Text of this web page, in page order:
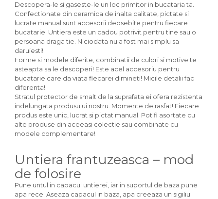
Descopera-le si gaseste-le un loc primitor in bucataria ta.
Confectionate din ceramica de inalta calitate, pictate si
lucrate manual sunt accesorii deosebite pentru fiecare
bucatarie. Untiera este un cadou potrivit pentru tine sau o
persoana draga tie. Niciodata nu a fost mai simplu sa
daruiesti!
Forme si modele diferite, combinatii de culori si motive te
asteapta sa le descoperi! Este acel accesoriu pentru
bucatarie care da viata fiecarei dimineti! Micile detalii fac
diferenta!
Stratul protector de smalt de la suprafata ei ofera rezistenta
indelungata produsului nostru. Momente de rasfat! Fiecare
produs este unic, lucrat si pictat manual. Pot fi asortate cu
alte produse din aceeasi colectie sau combinate cu
modele complementare!
Untiera frantuzeasca – mod
de folosire
Pune untul in capacul untierei, iar in suportul de baza pune
apa rece. Aseaza capacul in baza, apa creeaza un sigiliu